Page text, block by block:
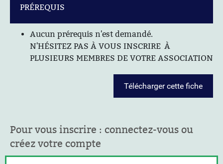
PRÉREQUIS
Aucun prérequis n'est demandé.
N'HÉSITEZ PAS À VOUS INSCRIRE À
PLUSIEURS MEMBRES DE VOTRE ASSOCIATION
Télécharger cette fiche
Pour vous inscrire : connectez-vous ou
créez votre compte